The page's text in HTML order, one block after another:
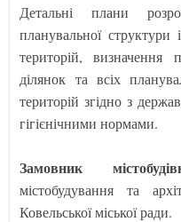
Детальні плани
планувальної структури
територій, визначення
ділянок та всіх
територій згідно з
гігієнічними нормами.
Замовник
містобудування та
Ковельської міської ради.